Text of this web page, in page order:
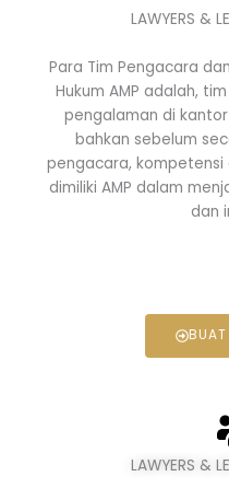
LAWYERS &
Para Tim Pengacara
Hukum AMP adalah,
pengalaman di
bahkan sebelum
pengacara,
dimiliki AMP dalam
dan
LAWYERS &